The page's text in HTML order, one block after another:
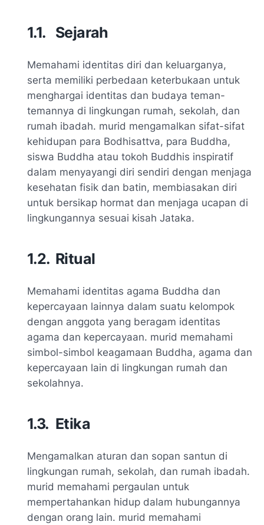
1.1. Sejarah
Memahami identitas diri dan keluarganya,
serta memiliki perbedaan keterbukaan untuk
menghargai identitas dan budaya teman-
temannya di lingkungan rumah, sekolah, dan
rumah ibadah. murid mengamalkan sifat-sifat
kehidupan para Bodhisattva, para Buddha,
siswa Buddha atau tokoh Buddhis inspiratif
dalam menyayangi diri sendiri dengan menjaga
kesehatan fisik dan batin, membiasakan diri
untuk bersikap hormat dan menjaga ucapan di
lingkungannya sesuai kisah Jataka.
1.2. Ritual
Memahami identitas agama Buddha dan
kepercayaan lainnya dalam suatu kelompok
dengan anggota yang beragam identitas
agama dan kepercayaan. murid memahami
simbol-simbol keagamaan Buddha, agama dan
kepercayaan lain di lingkungan rumah dan
sekolahnya.
1.3. Etika
Mengamalkan aturan dan sopan santun di
lingkungan rumah, sekolah, dan rumah ibadah.
murid memahami pergaulan untuk
mempertahankan hidup dalam hubungannya
dengan orang lain. murid memahami